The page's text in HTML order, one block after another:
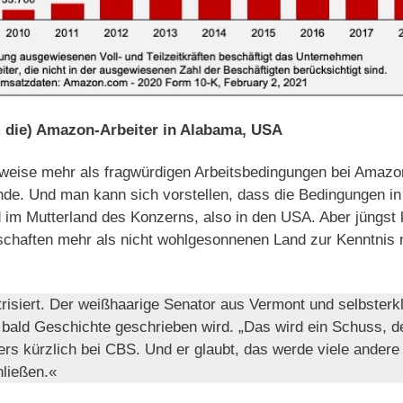
Amazon-Arbeiter in Alabama, USA
mehr als fragwürdigen Arbeitsbedingungen bei
Und man kann sich vorstellen, dass die Bedingungen
Mutterland des Konzerns, also in den USA. Aber jüngst
mehr als nicht wohlgesonnenen Land zur Kenntnis
Der weißhaarige Senator aus Vermont und
Geschichte geschrieben wird. „Das wird ein Schuss,
kürzlich bei CBS. Und er glaubt, das werde viele